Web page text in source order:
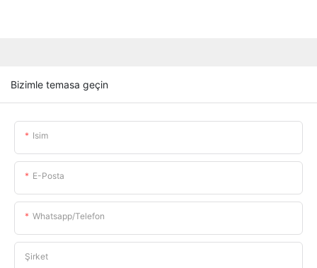
Bizimle temasa geçin
Isim
E-Posta
Whatsapp/telefon
Şirket